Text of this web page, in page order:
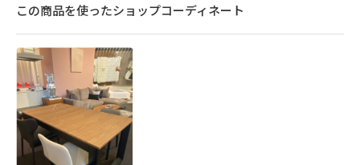
この商品を使ったショップコーディネート